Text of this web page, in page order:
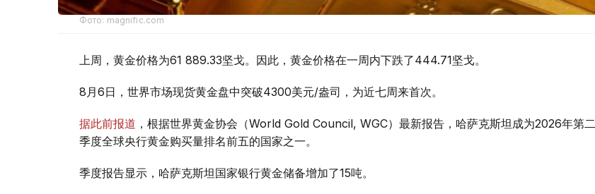
Фото: magnific.com
上周，黄金价格为61 889.33坚戈。因此，黄金价格在一周内下跌了444.71坚戈。
8月6日，世界市场现货黄金盘中突破4300美元/盎司，为近七周来首次。
据此前报道 ，根据世界黄金协会（World Gold Council, WGC）最新报告，哈萨克斯坦成为2026年第二
季度全球央行黄金购买量排名前五的国家之一。
季度报告显示，哈萨克斯坦国家银行黄金储备增加了15吨。